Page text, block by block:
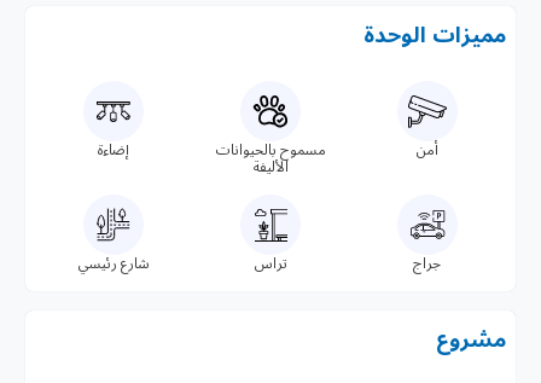
مميزات الوحدة
أمن
مسموح بالحيوانات
الأليفة
إضاءة
جراج تراس شارع رئيسي
مشروع